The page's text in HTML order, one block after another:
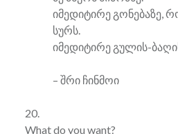
იმედიტირე გონებაზე,
სურს.
იმედიტირე გულის-
– შრი ჩინმოი
20.
What do you want?